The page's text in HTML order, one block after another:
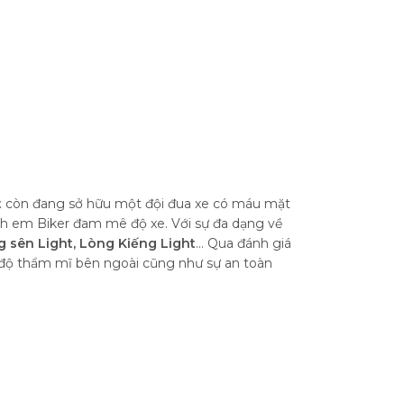
còn đang sở hữu một đội đua xe có máu mặt
em Biker đam mê độ xe. Với sự đa dạng về
sên Light, Lòng Kiếng Light... Qua đánh giá
thẩm mĩ bên ngoài cũng như sự an toàn